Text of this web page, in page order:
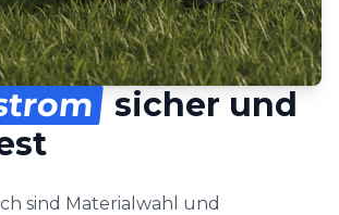
sicher und
sind Materialwahl und